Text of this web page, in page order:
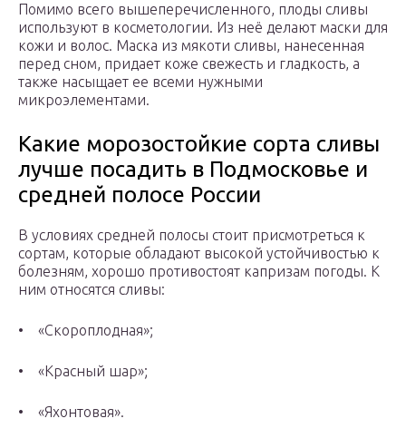
Помимо всего вышеперечисленного, плоды сливы
используют в косметологии. Из неё делают маски для
кожи и волос. Маска из мякоти сливы, нанесенная
перед сном, придает коже свежесть и гладкость, а
также насыщает ее всеми нужными
микроэлементами.
Какие морозостойкие сорта сливы
лучше посадить в Подмосковье и
средней полосе России
В условиях средней полосы стоит присмотреться к
сортам, которые обладают высокой устойчивостью к
болезням, хорошо противостоят капризам погоды. К
ним относятся сливы:
• «Скороплодная»;
• «Красный шар»;
• «Яхонтовая».